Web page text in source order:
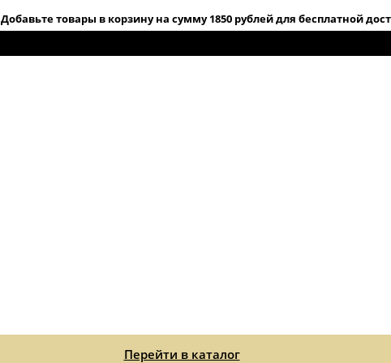
Добавьте товары в корзину на сумму 1850 рублей для бесплатной
Перейти в каталог